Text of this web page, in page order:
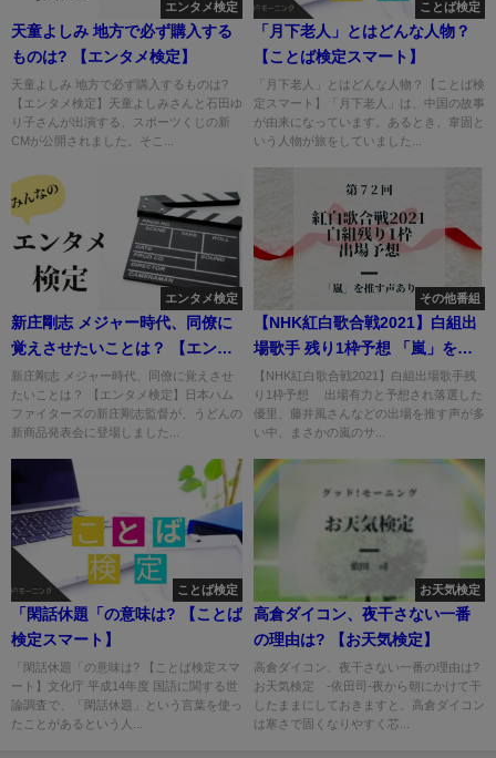
エンタメ検定
天童よしみ 地方で必ず購入する
ものは? 【エンタメ検定】
天童よしみ 地方で必ず購入するものは?
【エンタメ検定】天童よしみさんと石田ゆ
り子さんが出演する、スポーツくじの新
CMが公開されました。そこ...
ことば検定
「月下老人」とはどんな人物？
【ことば検定スマート】
「月下老人」とはどんな人物？【ことば検
定スマート】「月下老人」は、中国の故事
が由来になっています。あるとき、韋固と
いう人物が旅をしていました...
エンタメ検定
新庄剛志 メジャー時代、同僚に
覚えさせたいことは？ 【エンタ
メ検定】
新庄剛志 メジャー時代、同僚に覚えさせ
たいことは？ 【エンタメ検定】日本ハム
ファイターズの新庄剛志監督が、うどんの
新商品発表会に登場しました...
その他番組
【NHK紅白歌合戦2021】白組出
場歌手 残り1枠予想 「嵐」を推
す声も!
【NHK紅白歌合戦2021】白組出場歌手残
り1枠予想 出場有力と予想され落選した
優里、藤井風さんなどの出場を推す声が多
い中、まさかの嵐のサ...
ことば検定
「閑話休題「の意味は? 【ことば
検定スマート】
「閑話休題「の意味は? 【ことば検定スマ
ート】文化庁 平成14年度 国語に関する世
論調査で、「閑話休題」という言葉を使っ
たことがあるという人...
お天気検定
高倉ダイコン、夜干さない一番
の理由は? 【お天気検定】
高倉ダイコン、夜干さない一番の理由は?
お天気検定 -依田司-夜から朝にかけて干
したままにしておきますと、高倉ダイコン
は寒さで固くなりやすく芯...